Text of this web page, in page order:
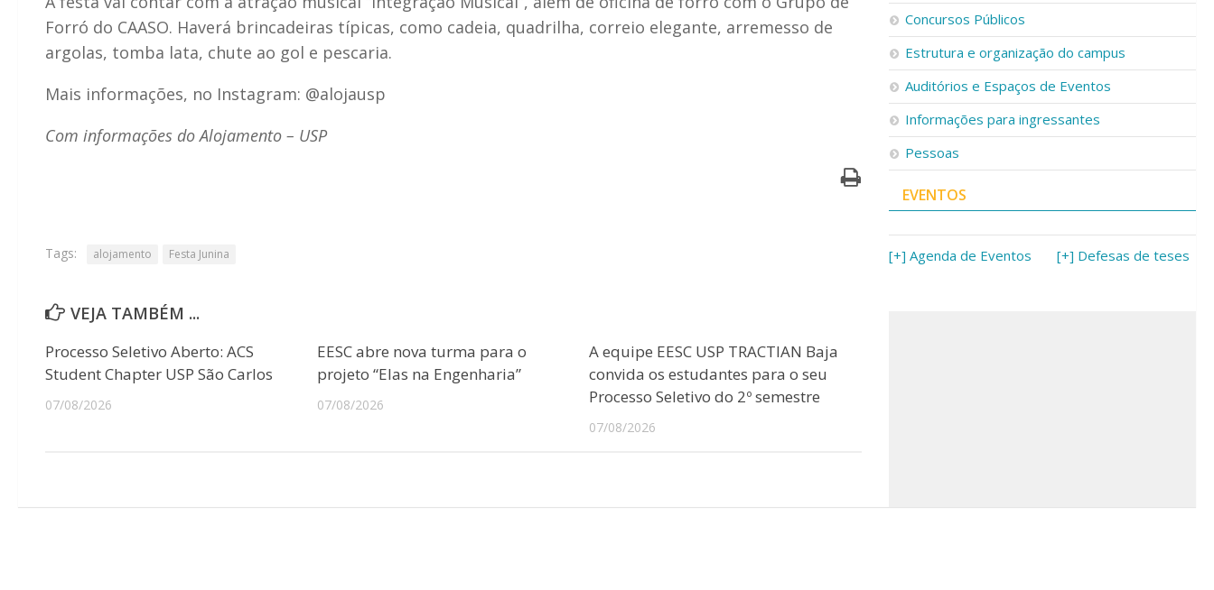
Forró do CAASO. Haverá brincadeiras típicas, como cadeia, quadrilha, correio elegante, arremesso de
argolas, tomba lata, chute ao gol e pescaria.
Mais informações, no Instagram: @alojausp
Com informações do Alojamento – USP
Tags: alojamento Festa Junina
VEJA TAMBÉM ...
Processo Seletivo Aberto: ACS
Student Chapter USP São Carlos
07/08/2026
EESC abre nova turma para o
projeto “Elas na Engenharia”
07/08/2026
A equipe EESC USP TRACTIAN Baja
convida os estudantes para o seu
Processo Seletivo do 2º semestre
07/08/2026
Concursos Públicos
Estrutura e organização do campus
Auditórios e Espaços de Eventos
Informações para ingressantes
Pessoas
EVENTOS
[+] Agenda de Eventos [+] Defesas de teses